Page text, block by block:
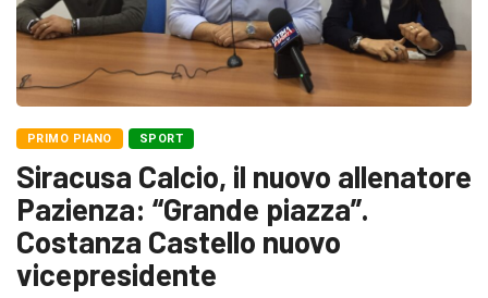
PRIMO PIANO SPORT
Siracusa Calcio, il nuovo allenatore
Pazienza: “Grande piazza”.
Costanza Castello nuovo
vicepresidente